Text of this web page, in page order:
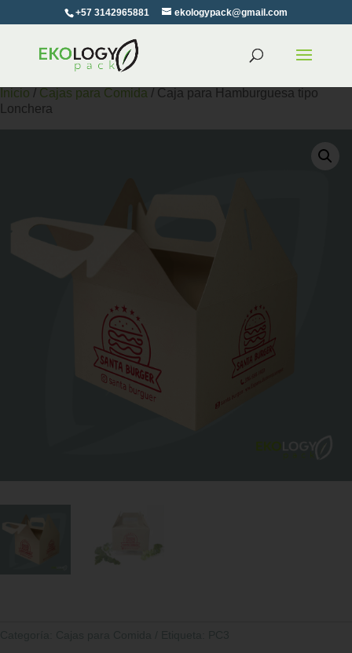
+57 3142965881 ekologypack@gmail.com
Inicio / Cajas para Comida / Caja para Hamburguesa tipo
Lonchera